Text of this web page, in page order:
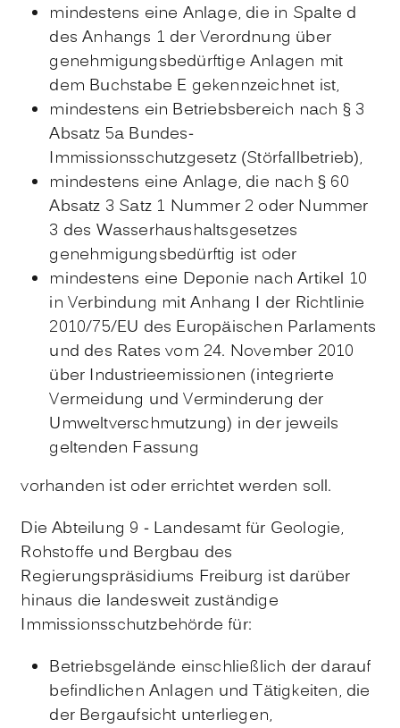
mindestens eine Anlage, die in Spalte d
des Anhangs 1 der Verordnung über
genehmigungsbedürftige Anlagen mit
dem Buchstabe E gekennzeichnet ist,
mindestens ein Betriebsbereich nach § 3
Absatz 5a Bundes-
Immissionsschutzgesetz (Störfallbetrieb),
mindestens eine Anlage, die nach § 60
Absatz 3 Satz 1 Nummer 2 oder Nummer
3 des Wasserhaushaltsgesetzes
genehmigungsbedürftig ist oder
mindestens eine Deponie nach Artikel 10
in Verbindung mit Anhang I der Richtlinie
2010/75/EU des Europäischen Parlaments
und des Rates vom 24. November 2010
über Industrieemissionen (integrierte
Vermeidung und Verminderung der
Umweltverschmutzung) in der jeweils
geltenden Fassung
vorhanden ist oder errichtet werden soll.
Die Abteilung 9 - Landesamt für Geologie,
Rohstoffe und Bergbau des
Regierungspräsidiums Freiburg ist darüber
hinaus die landesweit zuständige
Immissionsschutzbehörde für:
Betriebsgelände einschließlich der darauf
befindlichen Anlagen und Tätigkeiten, die
der Bergaufsicht unterliegen,